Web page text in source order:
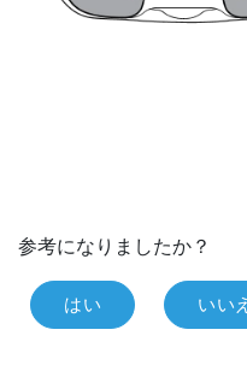
参考になりましたか？
はい いいえ